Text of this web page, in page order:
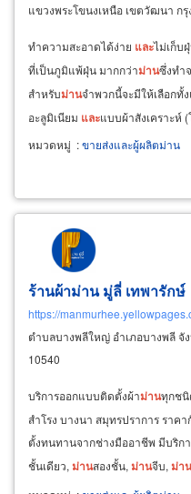
แขวงพระโขนงเหนือ เขตวัฒนา ก
ทำความสะอาดได้ง่าย และไม่เก็บ
ที่เป็นภูมิแพ้ฝุ่น มากกว่าม่านซึ่งทำ
สำหรับม่านจำพวกนี้จะมีให้เลือกทั้
อะลูมิเนียม และแบบผ้าสังเคราะห์ (
วีซี, ไวนิล) รวมทั้งลูกค้ายังสามารถเ
ใช้งานได้อีกด้วยว่า จะใช้เป็นระบ
หมวดหมู่ :ขายส่งและผู้ผลิตม่าน
ร้านผ้าม่าน มู่ลี่ เทพารักษ์
https://
ตำบลบางพลีใหญ่ อำเภอบางพลี จั
10540
บริการออกแบบติดตั้งผ้าม่านทุกชนิ
สำโรง บางนา สมุทรปราการ ราคา
ตั้งทนทานจากช่างมืออาชีพ มีบริก
ชั้นเดียว, ม่านสองชั้น, ม่านจีบ, ม่าน
ม่าน ม่าน หลุยส์,ม่าน